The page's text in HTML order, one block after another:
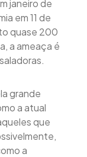
janeiro de
em 11 de
quase 200
a ameaça é
grande
a atual
que
a